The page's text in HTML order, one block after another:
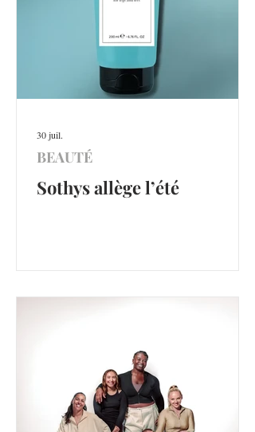
Sothys allège l’été
BEAUTÉ
30 juil.